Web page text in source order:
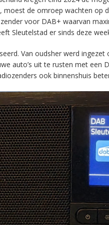
de omroep wachten op
voor DAB+ waarvan
Sleutelstad er sinds deze
Van oudsher werd
auto’s uit te rusten met
ook binnenshuis